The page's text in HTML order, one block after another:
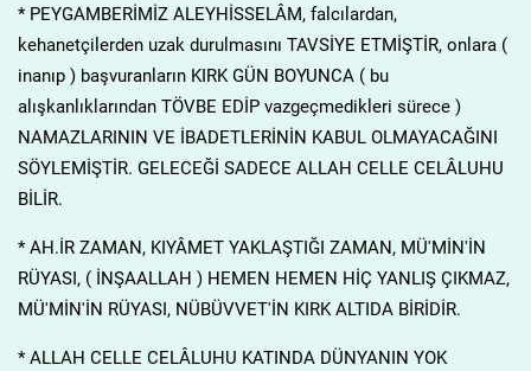
* PEYGAMBERİMİZ ALEYHİSSELÂM, falcılardan,
kehanetçilerden uzak durulmasını TAVSİYE ETMİŞTİR, onlara (
inanıp ) başvuranların KIRK GÜN BOYUNCA ( bu
alışkanlıklarından TÖVBE EDİP vazgeçmedikleri sürece )
NAMAZLARININ VE İBADETLERİNİN KABUL OLMAYACAĞINI
SÖYLEMİŞTİR. GELECEĞİ SADECE ALLAH CELLE CELÂLUHU
BİLİR.
* AH.İR ZAMAN, KIYÂMET YAKLAŞTIĞI ZAMAN, MÜ'MİN'İN
RÜYASI, ( İNŞAALLAH ) HEMEN HEMEN HİÇ YANLIŞ ÇIKMAZ,
MÜ'MİN'İN RÜYASI, NÜBÜVVET'İN KIRK ALTIDA BİRİDİR.
* ALLAH CELLE CELÂLUHU KATINDA DÜNYANIN YOK